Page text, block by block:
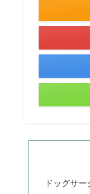
ドッグサ